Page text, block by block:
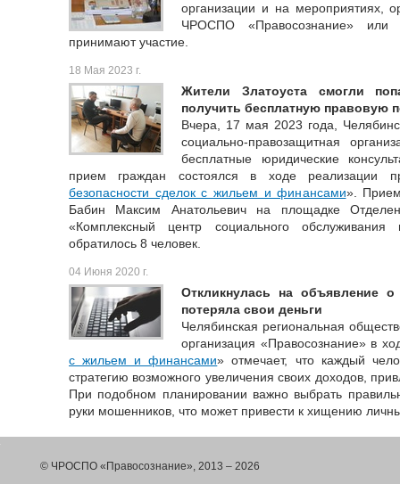
организации и на мероприятиях,
ЧРОСПО «Правосознание» или
принимают участие.
18 Мая 2023 г.
Жители Златоуста смогли
получить бесплатную правовую
Вчера, 17 мая 2023 года,
социально-правозащитная
бесплатные юридические
прием граждан состоялся в ходе реализации
безопасности сделок с жильем и финансами».
Бабин Максим Анатольевич на площадке
«Комплексный центр социального обслуживания
обратилось 8 человек.
04 Июня 2020 г.
Откликнулась на объявление
потеряла свои деньги
Челябинская региональная
организация «Правосознание» в
с жильем и финансами» отмечает, что каждый
стратегию возможного увеличения своих доходов,
При подобном планировании важно выбрать
руки мошенников, что может привести к хищению
© ЧРОСПО «Правосознание», 2013 – 2026